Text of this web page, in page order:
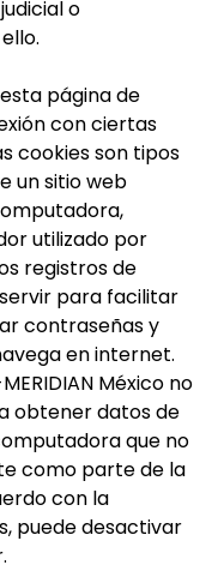
o
página de
con ciertas
cookies son tipos
un sitio web
utilizado por
registros de
para facilitar
contraseñas y
en internet.
México no
obtener datos de
que no
como parte de la
con la
puede desactivar